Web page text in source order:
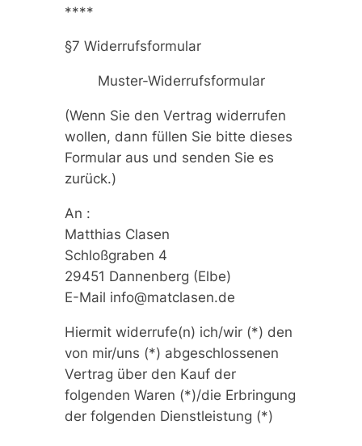
****
§7 Widerrufsformular
Muster-Widerrufsformular
(Wenn Sie den Vertrag widerrufen
wollen, dann füllen Sie bitte dieses
Formular aus und senden Sie es
zurück.)
An :
Matthias Clasen
Schloßgraben 4
29451 Dannenberg (Elbe)
E-Mail info@matclasen.de
Hiermit widerrufe(n) ich/wir (*) den
von mir/uns (*) abgeschlossenen
Vertrag über den Kauf der
folgenden Waren (*)/die Erbringung
der folgenden Dienstleistung (*)